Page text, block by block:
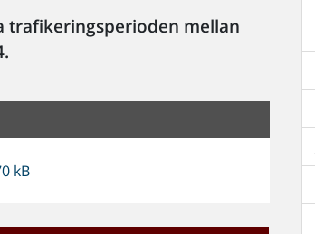
trafikeringsperioden mellan
kB